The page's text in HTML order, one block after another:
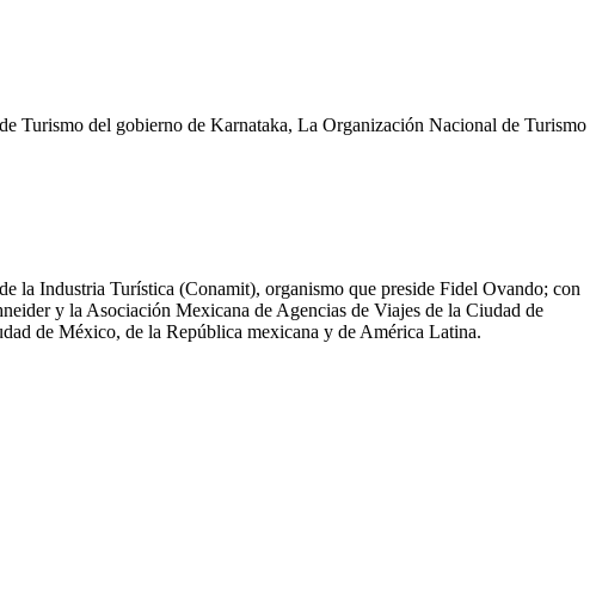
Turismo del gobierno de Karnataka, La Organización Nacional de Turismo
la Industria Turística (Conamit), organismo que preside Fidel Ovando; con
y la Asociación Mexicana de Agencias de Viajes de la Ciudad de
de México, de la República mexicana y de América Latina.